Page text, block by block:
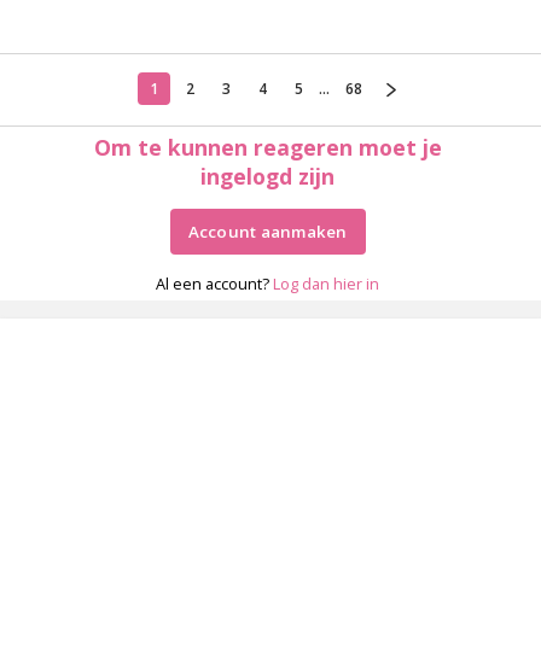
1 2 3 4 5 ... 68
Om te kunnen reageren moet je
ingelogd zijn
Account aanmaken
Al een account? Log dan hier in